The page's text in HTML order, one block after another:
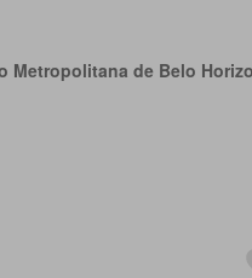
Metropolitana de Belo